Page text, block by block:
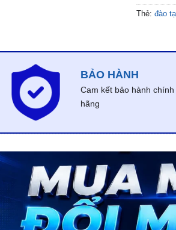
Thẻ: đào
BẢO HÀNH
Cam kết bảo hành chính
hãng